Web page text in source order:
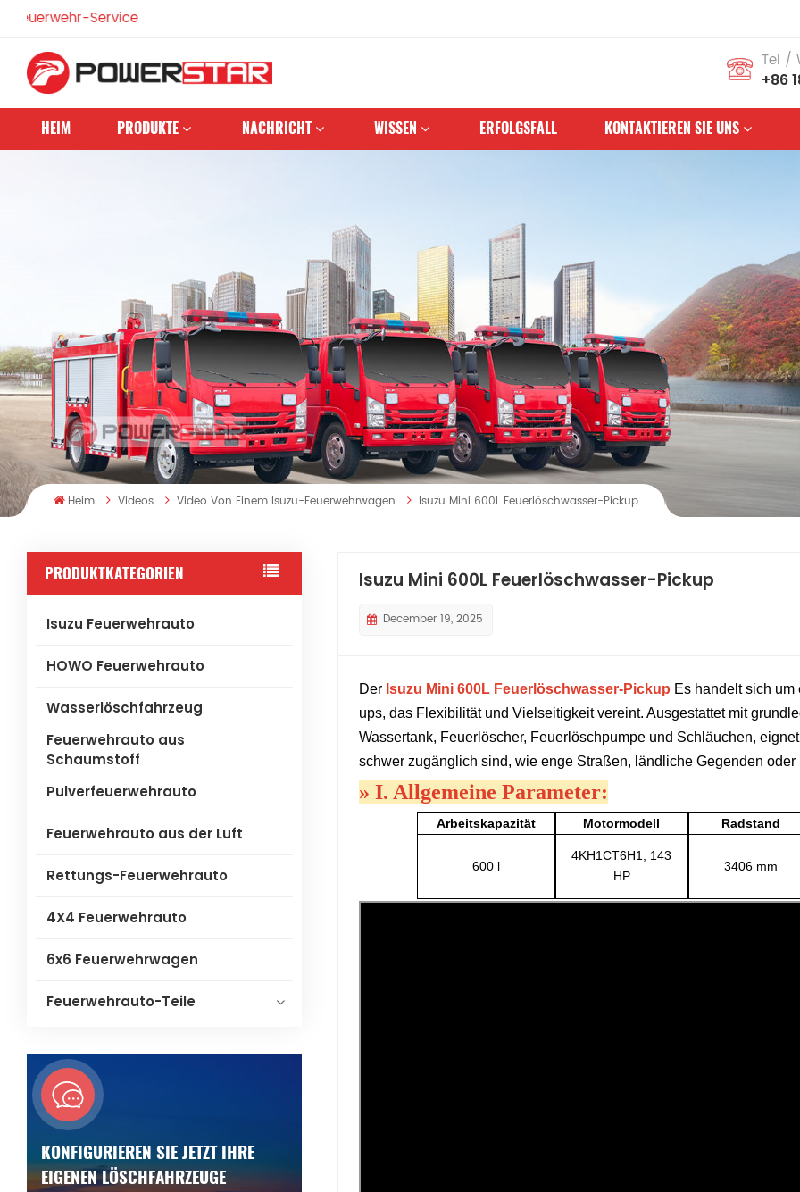
Tel /
+86
HEIM PRODUKTE NACHRICHT WISSEN ERFOLGSFALL KONTAKTIEREN SIE UNS
Heim Videos Video Von Einem Isuzu-Feuerwehrwagen Isuzu Mini 600L Feuerlöschwasser-Pickup
PRODUKTKATEGORIEN
Isuzu Feuerwehrauto
HOWO Feuerwehrauto
Wasserlöschfahrzeug
Feuerwehrauto aus
Schaumstoff
Pulverfeuerwehrauto
Feuerwehrauto aus der Luft
Rettungs-Feuerwehrauto
4X4 Feuerwehrauto
6x6 Feuerwehrwagen
Feuerwehrauto-Teile
KONFIGURIEREN SIE JETZT IHRE
EIGENEN LÖSCHFAHRZEUGE
Isuzu Mini 600L Feuerlöschwasser-Pickup
December 19, 2025
Der Isuzu Mini 600L Feuerlöschwasser-Pickup Es handelt sich
ups, das Flexibilität und Vielseitigkeit vereint. Ausgestattet mit
Wassertank, Feuerlöscher, Feuerlöschpumpe und Schläuchen,
schwer zugänglich sind, wie enge Straßen, ländliche Gegenden oder
»I. Allgemeine Parameter:
Arbeitskapazität Motormodell Radstand
600 l
4KH1CT6H1, 143
HP
3406 mm